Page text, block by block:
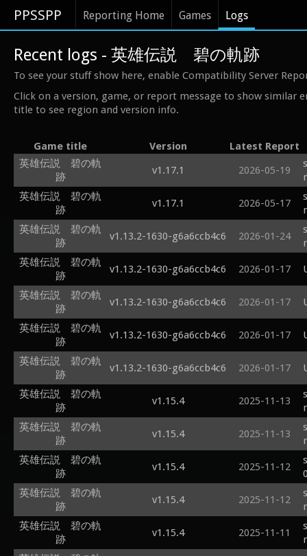
PPSSPP Reporting Home Games Logs
Recent logs - 英雄伝説 碧の軌跡
To see your stuff show here, enable Compatibility Server
Click on a version, game, or report message to show similar
title to see region and version info.
Game title Version
Latest Report
英雄伝説 碧の軌
跡
v1.17.1 2026-05-19
英雄伝説 碧の軌
跡
v1.17.1 2026-05-17
英雄伝説 碧の軌
跡
v1.13.2-1630-g6a6ccb4c6 2026-01-24
英雄伝説 碧の軌
跡
v1.13.2-1630-g6a6ccb4c6 2026-01-17
英雄伝説 碧の軌
跡
v1.13.2-1630-g6a6ccb4c6 2026-01-17
英雄伝説 碧の軌
跡
v1.13.2-1630-g6a6ccb4c6 2026-01-17
英雄伝説 碧の軌
跡
v1.13.2-1630-g6a6ccb4c6 2026-01-17
英雄伝説 碧の軌
跡
v1.15.4 2025-11-13
英雄伝説 碧の軌
跡
v1.15.4 2025-11-13
英雄伝説 碧の軌
跡
v1.15.4 2025-11-12
英雄伝説 碧の軌
跡
v1.15.4 2025-11-12
英雄伝説 碧の軌
跡
v1.15.4 2025-11-11